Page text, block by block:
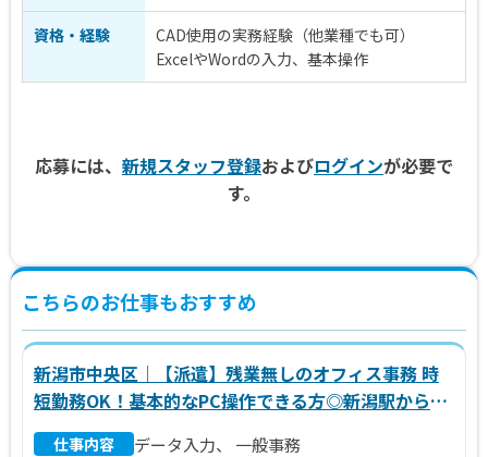
資格・経験
CAD使用の実務経験（他業種でも可）
ExcelやWordの入力、基本操作
応募には、 新規スタッフ登録およびログインが必要で
す。
こちらのお仕事もおすすめ
新潟市中央区｜【派遣】残業無しのオフィス事務 時
短勤務OK！基本的なPC操作できる方◎新潟駅から車
で10分
仕事内容 データ入力、 一般事務